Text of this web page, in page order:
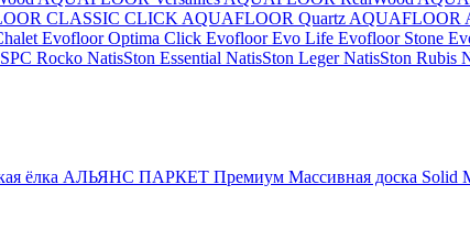
CLASSIC CLICK AQUAFLOOR Quartz AQUAFLOOR
Evofloor Optima Click Evofloor Evo Life Evofloor Stone
Rocko NatisSton Essential NatisSton LegerNatisSton Rubis
ёлка АЛЬЯНС ПАРКЕТ Премиум Массивная доска Solid